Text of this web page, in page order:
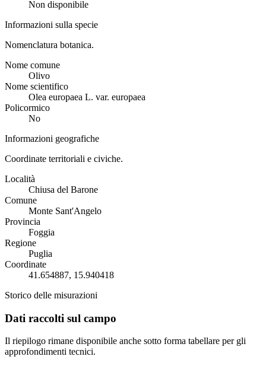
Non disponibile
Informazioni sulla specie
Nomenclatura botanica.
Nome comune
Olivo
Nome scientifico
Olea europaea L. var. europaea
Policormico
No
Informazioni geografiche
Coordinate territoriali e civiche.
Località
Chiusa del Barone
Comune
Monte Sant'Angelo
Provincia
Foggia
Regione
Puglia
Coordinate
41.654887, 15.940418
Storico delle misurazioni
Dati raccolti sul campo
Il riepilogo rimane disponibile anche sotto forma tabellare per gli
approfondimenti tecnici.